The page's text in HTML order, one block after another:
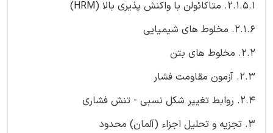
2.1.5.1. متاکائولن با واکنش پذیری بالا (HRM)
2.1.6. مخلوط های شیمیایی
2.2. مخلوط های بتن
2.3. آزمون مقاومت فشار
2.4. روابط تغییر شکل نسبی - تنش فشاری
3. تجزیه و تحلیل اجزاء (آلمان) محدود